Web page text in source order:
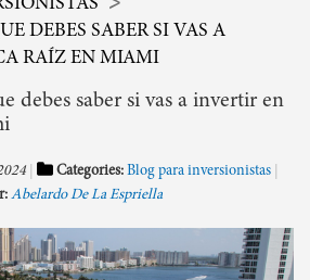
DEBES SABER SI VAS A
RAÍZ EN MIAMI
debes saber si vas a invertir en
Categories: Blog para inversionistas
Abelardo De La Espriella